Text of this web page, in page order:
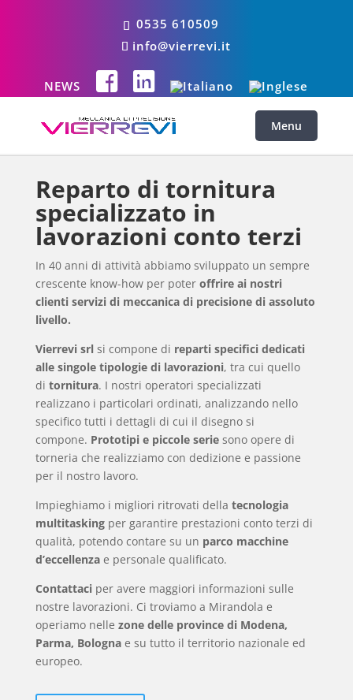
0535 610509
info@vierrevi.it
NEWS
Reparto di tornitura
specializzato in
lavorazioni conto terzi
In 40 anni di attività abbiamo sviluppato un sempre
crescente know-how per poter offrire ai nostri
clienti servizi di meccanica di precisione di assoluto
livello.
Vierrevi srlsi compone di reparti specifici dedicati
alle singole tipologie di lavorazioni, tra cui quello
di tornitura. I nostri operatori specializzati
realizzano i particolari ordinati, analizzando nello
specifico tutti i dettagli di cui il disegno si
compone. Prototipi e piccole seriesono opere di
torneria che realizziamo con dedizione e passione
per il nostro lavoro.
Impieghiamo i migliori ritrovati della tecnologia
multitaskingper garantire prestazioni conto terzi di
qualità, potendo contare su un parco macchine
d’eccellenzae personale qualificato.
Contattaciper avere maggiori informazioni sulle
nostre lavorazioni. Ci troviamo a Mirandola e
operiamo nelle zone delle province di Modena,
Parma, Bologna e su tutto il territorio nazionale ed
europeo.